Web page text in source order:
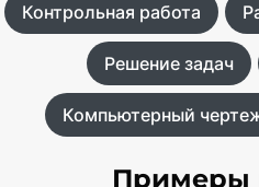
Контрольная работа
Решение задач
Компьютерный
Примеры